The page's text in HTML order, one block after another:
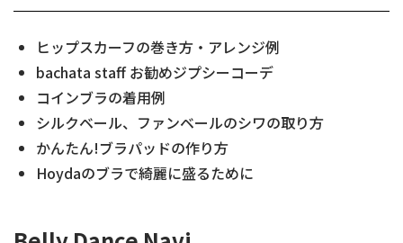
ヒップスカーフの巻き方・アレンジ例
bachata staff お勧めジプシーコーデ
コインブラの着用例
シルクベール、ファンベールのシワの取り方
かんたん!ブラパッドの作り方
Hoydaのブラで綺麗に盛るために